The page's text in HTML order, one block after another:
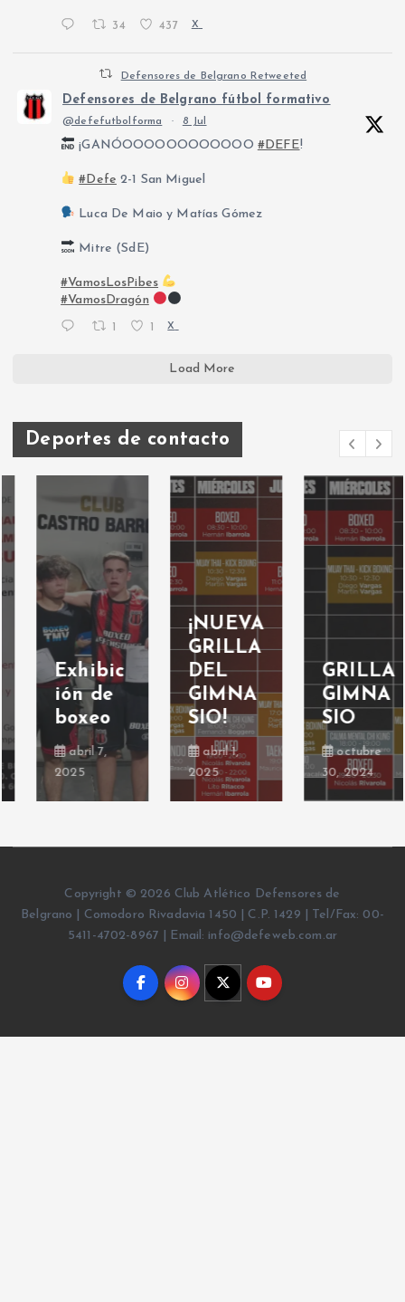
34 437 X
Defensores de Belgrano Retweeted
Defensores de Belgrano fútbol formativo
@defefutbolforma · 8 Jul
¡GANÓOOOOOOOOOOOO #DEFE!
#Defe 2-1 San Miguel
Luca De Maio y Matías Gómez
Mitre (SdE)
#VamosLosPibes
#VamosDragón
1 1 X
Load More
Deportes de contacto
Exhibic
ión de
boxeo
abril 7,
2025
¡NUEVA
GRILLA
DEL
GIMNA
SIO!
abril 1,
2025
GRILLA
GIMNA
SIO
octubre
30, 2024
Copyright © 2026 Club Atlético Defensores de
Belgrano | Comodoro Rivadavia 1450 | C.P. 1429 | Tel/Fax: 00-
5411-4702-8967 | Email: info@defeweb.com.ar